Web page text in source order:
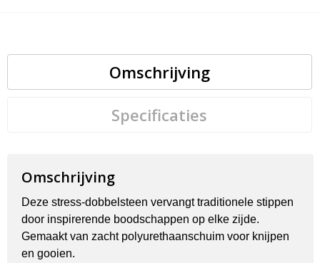
Omschrijving
Specificaties
Omschrijving
Deze stress-dobbelsteen vervangt traditionele stippen
door inspirerende boodschappen op elke zijde.
Gemaakt van zacht polyurethaanschuim voor knijpen
en gooien.